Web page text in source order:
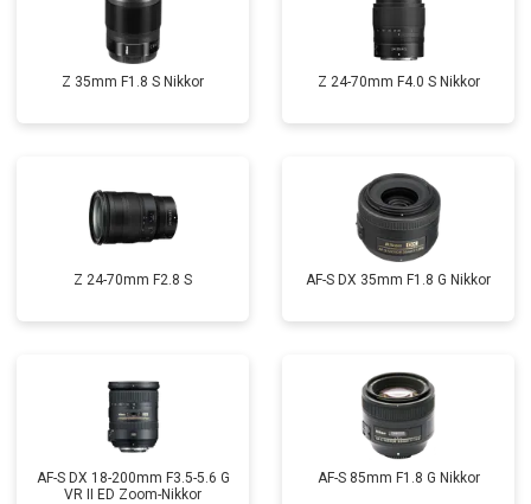
Z 35mm F1.8 S Nikkor Z 24-70mm F4.0 S Nikkor
Z 24-70mm F2.8 S AF-S DX 35mm F1.8 G Nikkor
AF-S DX 18-200mm F3.5-5.6 G
VR II ED Zoom-Nikkor
AF-S 85mm F1.8 G Nikkor